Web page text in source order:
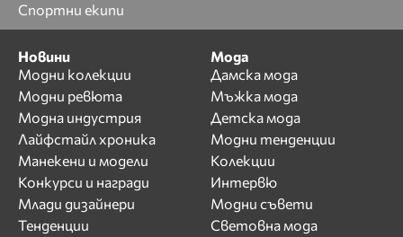
Спортни екипи
Новини
Модни колекции
Модни ревюта
Модна индустрия
Лайфстайл хроника
Манекени и модели
Конкурси и награди
Млади дизайнери
Тенденции
Мода
Дамска мода
Мъжка мода
Детска мода
Модни тенденции
Колекции
Интервю
Модни съвети
Световна мода